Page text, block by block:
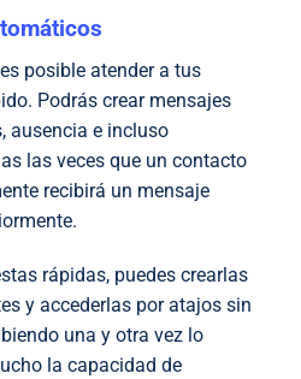
posible atender a tus
Podrás crear mensajes
ausencia e incluso
las veces que un contacto
recibirá un mensaje
rápidas, puedes crearlas
y accederlas por atajos sin
una y otra vez lo
la capacidad de